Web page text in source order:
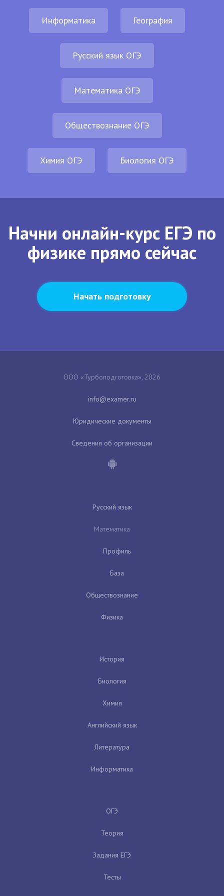
Информатика География
Русский язык ОГЭ
Математика ОГЭ
Обществознание ОГЭ
Химия ОГЭ Биология ОГЭ
Начни онлайн-курс ЕГЭ по
физике прямо сейчас
Начать подготовку
ООО «Турбоподготовка», 2026
Юридические документы
Сведения об организации
Русский язык
Математика
Профиль
База
Обществознание
Физика
История
Биология
Химия
Английский язык
Литература
Информатика
ОГЭ
Теория
Задания ЕГЭ
Тесты